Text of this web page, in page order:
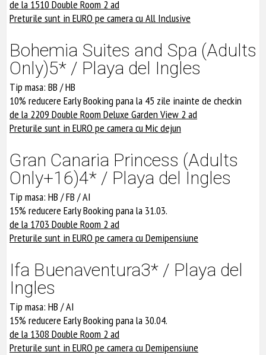
de la 1510 Double Room 2 ad
Preturile sunt in EURO pe camera cu All Inclusive
Bohemia Suites and Spa (Adults
Only)5* / Playa del Ingles
Tip masa: BB / HB
10% reducere Early Booking pana la 45 zile inainte de checkin
de la 2209 Double Room Deluxe Garden View 2 ad
Preturile sunt in EURO pe camera cu Mic dejun
Gran Canaria Princess (Adults
Only+16)4* / Playa del Ingles
Tip masa: HB / FB / AI
15% reducere Early Booking pana la 31.03.
de la 1703 Double Room 2 ad
Preturile sunt in EURO pe camera cu Demipensiune
Ifa Buenaventura3* / Playa del
Ingles
Tip masa: HB / AI
15% reducere Early Booking pana la 30.04.
de la 1308 Double Room 2 ad
Preturile sunt in EURO pe camera cu Demipensiune